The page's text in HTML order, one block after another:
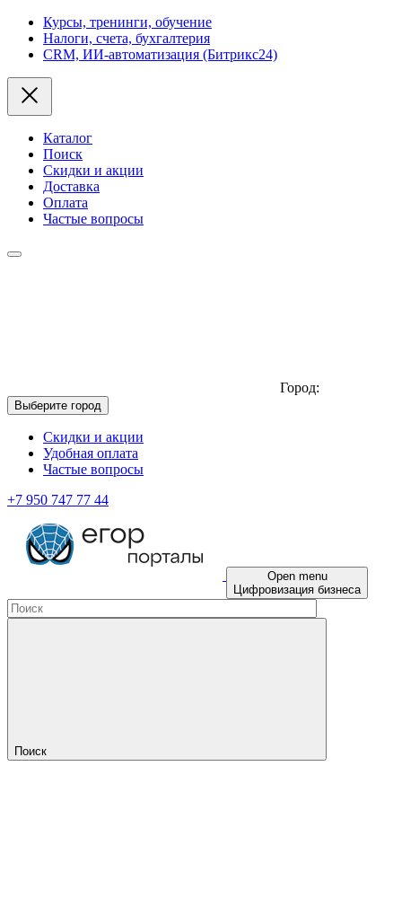
Курсы, тренинги, обучение
Налоги, счета, бухгалтерия
CRM, ИИ-автоматизация (Битрикс24)
Каталог
Поиск
Скидки и акции
Доставка
Оплата
Частые вопросы
Город:
Выберите город
Скидки и акции
Удобная оплата
Частые вопросы
+7 950 747 77 44
Open menu
Цифровизация бизнеса
Поиск